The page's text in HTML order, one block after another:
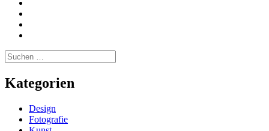
Suchen
nach:
Kategorien
Design
Fotografie